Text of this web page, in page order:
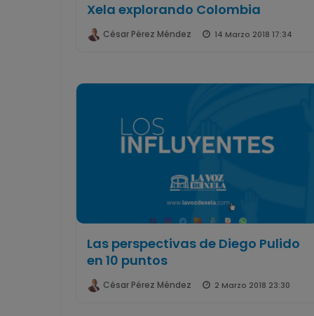
Xela explorando Colombia
César Pérez Méndez 14 Marzo 2018 17:34
Las perspectivas de Diego Pulido
en 10 puntos
César Pérez Méndez 2 Marzo 2018 23:30